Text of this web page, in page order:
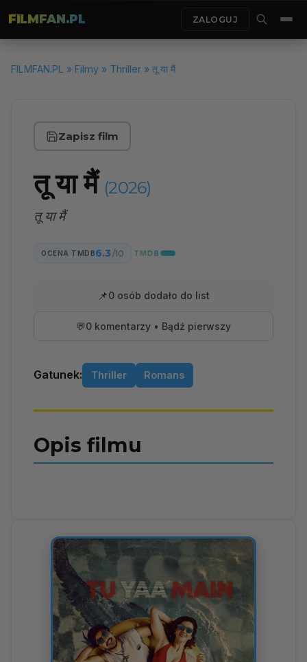
FILMFAN.PL ZALOGUJ
FILMFAN.PL » Filmy » Thriller » तू या मैं
Zapisz film
तू या मैं (2026)
तू या मैं
OCENA TMDB6.3 /10
📌0 osób dodało do list
💬0 komentarzy • Bądź pierwszy
Gatunek: Thriller Romans
Opis filmu